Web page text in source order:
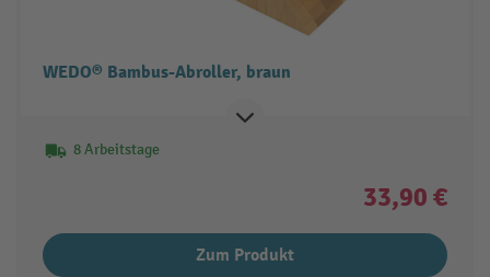
WEDO® Bambus-Abroller, braun
8 Arbeitstage
33,90 €
Zum Produkt